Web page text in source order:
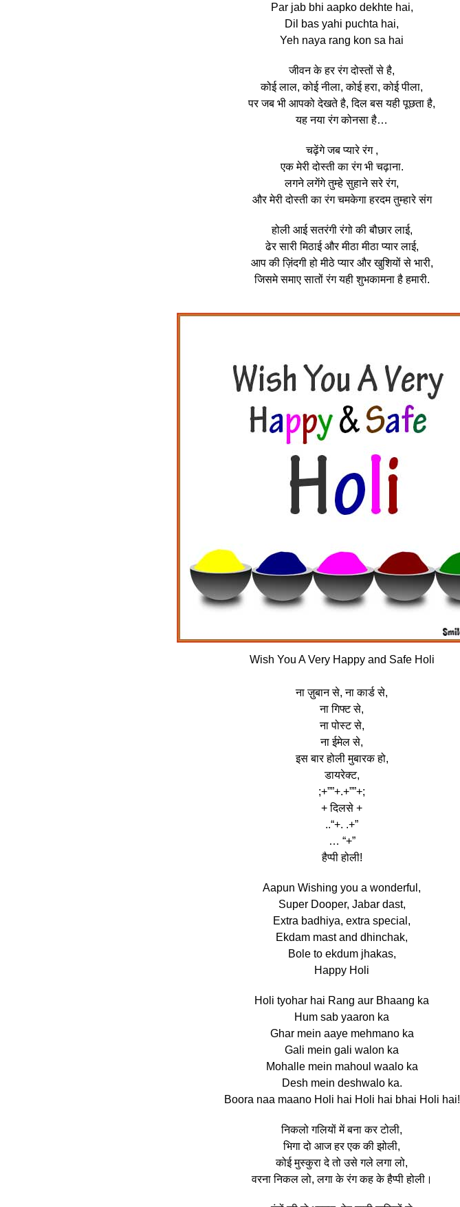
Par jab bhi aapko dekhte hai,
Dil bas yahi puchta hai,
Yeh naya rang kon sa hai
जीवन के हर रंग दोस्तों से है,
कोई लाल, कोई नीला, कोई हरा, कोई पीला,
पर जब भी आपको देखते है, दिल बस यही पूछता है,
यह नया रंग कोनसा है…
चढ़ेंगे जब प्यारे रंग ,
एक मेरी दोस्ती का रंग भी चढ़ाना.
लगने लगेंगे तुम्हे सुहाने सरे रंग,
और मेरी दोस्ती का रंग चमकेगा हरदम तुम्हारे संग
होली आई सतरंगी रंगो की बौछार लाई,
ढेर सारी मिठाई और मीठा मीठा प्यार लाई,
आप की ज़िंदगी हो मीठे प्यार और खुशियों से भारी,
जिसमे समाए सातों रंग यही शुभकामना है हमारी.
Wish You A Very Happy and Safe Holi
ना ज़ुबान से, ना कार्ड से,
ना गिफ्ट से,
ना पोस्ट से,
ना ईमेल से,
इस बार होली मुबारक हो,
डायरेक्ट,
;+””+.+””+;
+ दिलसे +
..“+. .+”
… “+”
हैप्पी होली!
Aapun Wishing you a wonderful,
Super Dooper, Jabar dast,
Extra badhiya, extra special,
Ekdam mast and dhinchak,
Bole to ekdum jhakas,
Happy Holi
Holi tyohar hai Rang aur Bhaang ka
Hum sab yaaron ka
Ghar mein aaye mehmano ka
Gali mein gali walon ka
Mohalle mein mahoul waalo ka
Desh mein deshwalo ka.
Boora naa maano Holi hai Holi hai bhai Holi hai!
निकलो गलियों में बना कर टोली,
भिगा दो आज हर एक की झोली,
कोई मुस्कुरा दे तो उसे गले लगा लो,
वरना निकल लो, लगा के रंग कह के हैप्पी होली।